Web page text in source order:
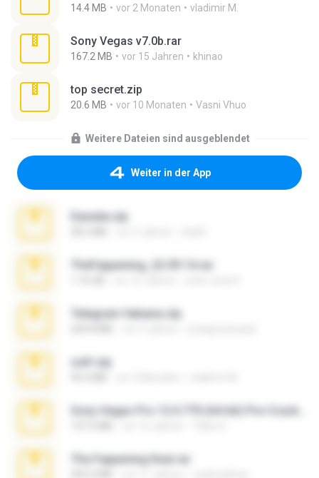
14.4 MB vor 2 Monaten vladimir M.
Sony Vegas v7.0b.rar
167.2 MB vor 15 Jahren khinao
top secret.zip
20.6 MB vor 10 Monaten Vasni Vhuo
Weitere Dateien sind ausgeblendet
Weiter in der App
Daniela.zip
TheFappening_22.09.14.rar
Telegram fabiana.zip
ouh!.zip
The Fappening final.rar